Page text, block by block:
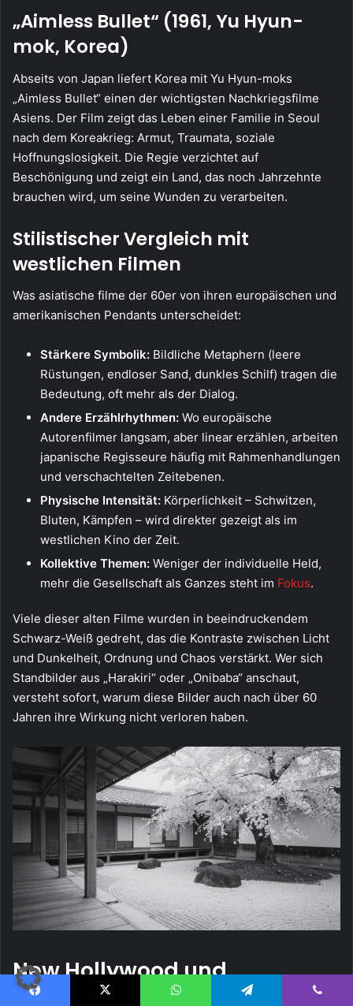
„Aimless Bullet“ (1961, Yu Hyun-
mok, Korea)
Abseits von Japan liefert Korea mit Yu Hyun-moks
„Aimless Bullet“ einen der wichtigsten Nachkriegsfilme
Asiens. Der Film zeigt das Leben einer Familie in Seoul
nach dem Koreakrieg: Armut, Traumata, soziale
Hoffnungslosigkeit. Die Regie verzichtet auf
Beschönigung und zeigt ein Land, das noch Jahrzehnte
brauchen wird, um seine Wunden zu verarbeiten.
Stilistischer Vergleich mit
westlichen Filmen
Was asiatische filme der 60er von ihren europäischen und
amerikanischen Pendants unterscheidet:
Stärkere Symbolik: Bildliche Metaphern (leere
Rüstungen, endloser Sand, dunkles Schilf) tragen die
Bedeutung, oft mehr als der Dialog.
Andere Erzählrhythmen: Wo europäische
Autorenfilmer langsam, aber linear erzählen, arbeiten
japanische Regisseure häufig mit Rahmenhandlungen
und verschachtelten Zeitebenen.
Physische Intensität: Körperlichkeit – Schwitzen,
Bluten, Kämpfen – wird direkter gezeigt als im
westlichen Kino der Zeit.
Kollektive Themen: Weniger der individuelle Held,
mehr die Gesellschaft als Ganzes steht im Fokus.
Viele dieser alten Filme wurden in beeindruckendem
Schwarz-Weiß gedreht, das die Kontraste zwischen Licht
und Dunkelheit, Ordnung und Chaos verstärkt. Wer sich
Standbilder aus „Harakiri“ oder „Onibaba“ anschaut,
versteht sofort, warum diese Bilder auch nach über 60
Jahren ihre Wirkung nicht verloren haben.
New Hollywood und
psychologischer Thriller: Von